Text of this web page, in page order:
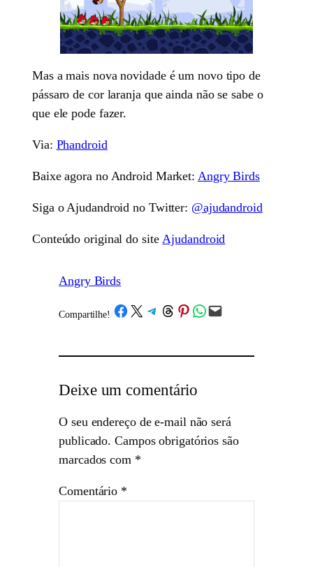
Mas a mais nova novidade é um novo tipo de
pássaro de cor laranja que ainda não se sabe o
que ele pode fazer.
Via: Phandroid
Baixe agora no Android Market: Angry Birds
Siga o Ajudandroid no Twitter: @ajudandroid
Conteúdo original do site Ajudandroid
Angry Birds
Compartilhe! /Share on Facebook
Share on X Share on Telegram
Share on Threads
Share on Pinterest
Share on WhatsApp
Email this Page
Deixe um comentário
O seu endereço de e-mail não será
publicado. Campos obrigatórios são
marcados com *
Comentário *